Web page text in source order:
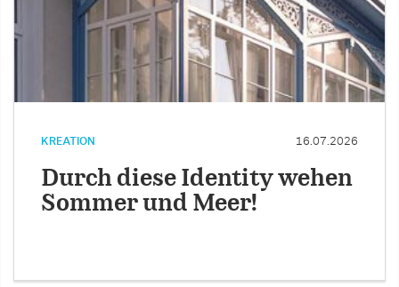
KREATION 16.07.2026
Durch diese Identity wehen
Sommer und Meer!